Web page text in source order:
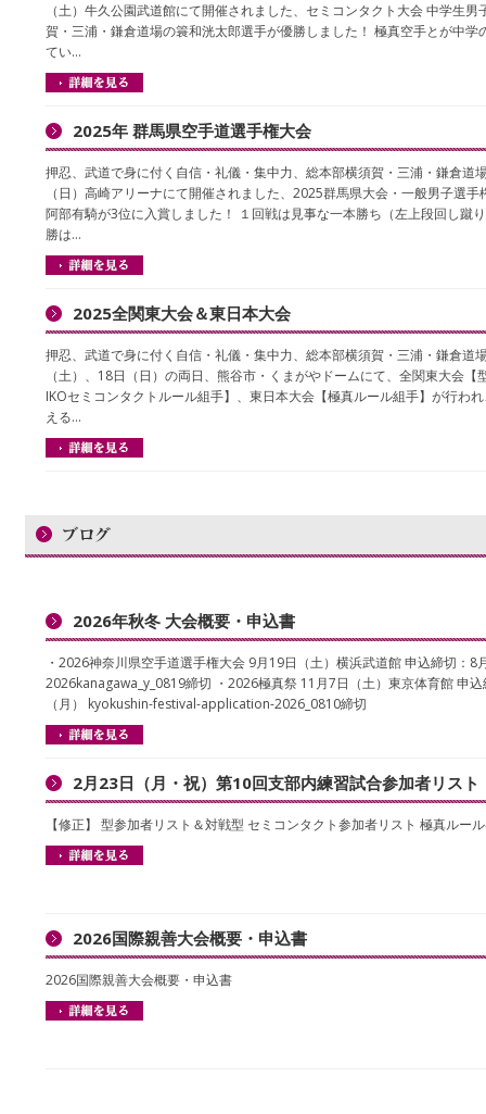
（土）牛久公園武道館にて開催されました、セミコンタクト大会 中学生男
賀・三浦・鎌倉道場の簑和洸太郎選手が優勝しました！ 極真空手とが中学
てい…
2025年 群馬県空手道選手権大会
押忍、武道で身に付く自信・礼儀・集中力、総本部横須賀・三浦・鎌倉道
（日）高崎アリーナにて開催されました、2025群馬県大会・一般男子選手
阿部有騎が3位に入賞しました！ １回戦は見事な一本勝ち（左上段回し蹴
勝は…
2025全関東大会＆東日本大会
押忍、武道で身に付く自信・礼儀・集中力、総本部横須賀・三浦・鎌倉道
（土）、18日（日）の両日、熊谷市・くまがやドームにて、全関東大会【
IKOセミコンタクトルール組手】、東日本大会【極真ルール組手】が行わ
える…
2026年秋冬 大会概要・申込書
・2026神奈川県空手道選手権大会 9月19日（土）横浜武道館 申込締切：8
2026kanagawa_y_0819締切 ・2026極真祭 11月7日（土）東京体育館 申
（月） kyokushin-festival-application-2026_0810締切
2月23日（月・祝）第10回支部内練習試合参加者リスト
【修正】 型参加者リスト＆対戦型 セミコンタクト参加者リスト 極真ルー
2026国際親善大会概要・申込書
2026国際親善大会概要・申込書